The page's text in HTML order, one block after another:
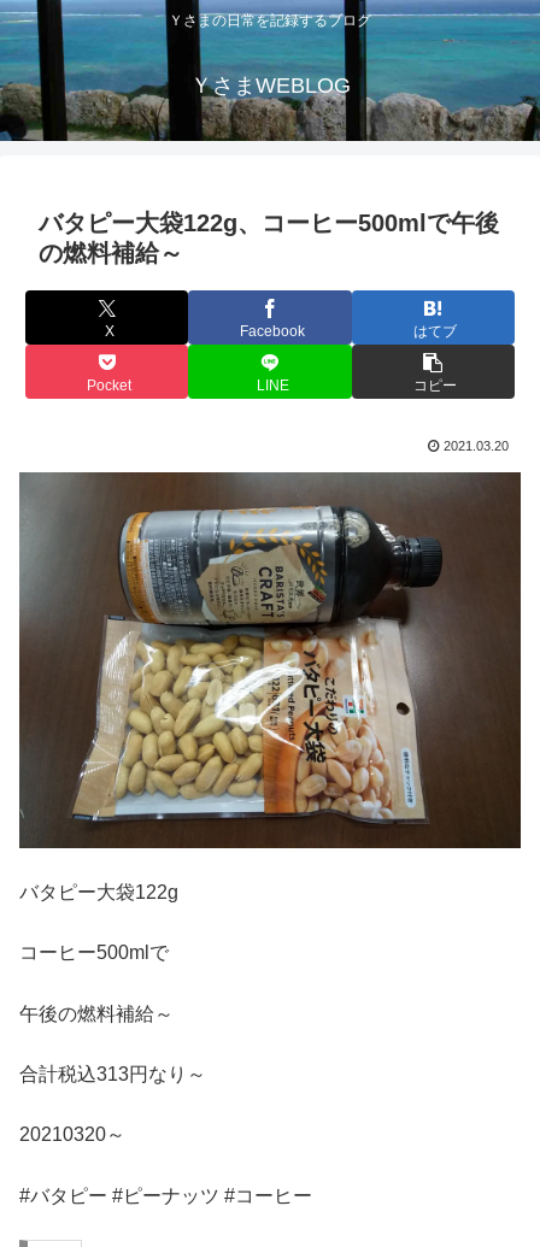
Ｙさまの日常を記録するブログ
ＹさまWEBLOG
バタピー大袋122g、コーヒー500mlで午後
の燃料補給～
X Facebook はてブ
Pocket LINE コピー
2021.03.20
バタピー大袋122g
コーヒー500mlで
午後の燃料補給～
合計税込313円なり～
20210320～
#バタピー #ピーナッツ #コーヒー